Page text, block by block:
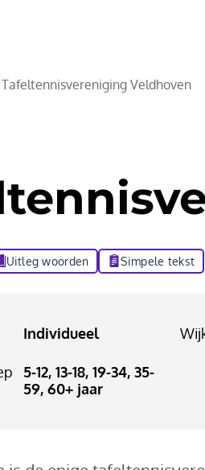
Tafeltennisvereniging Veldhoven
Uitleg woorden Simpele tekst
Individueel
5-12, 13-18, 19-34, 35-
59, 60+ jaar